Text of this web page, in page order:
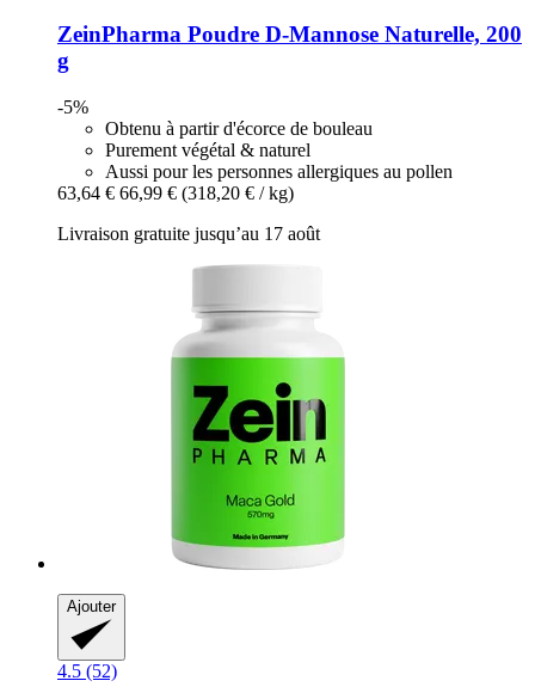
ZeinPharma Poudre D-​Mannose Naturelle, 200
g
-5%
Obtenu à partir d'écorce de bouleau
Purement végétal & naturel
Aussi pour les personnes allergiques au pollen
63,64 € 66,99 € (318,20 € / kg)
Livraison gratuite jusqu’au 17 août
Ajouter
4.5 (52)